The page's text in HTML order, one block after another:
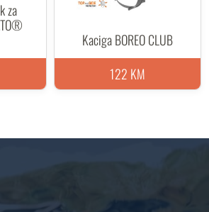
za
Kaciga BOREO CLUB
122 KM